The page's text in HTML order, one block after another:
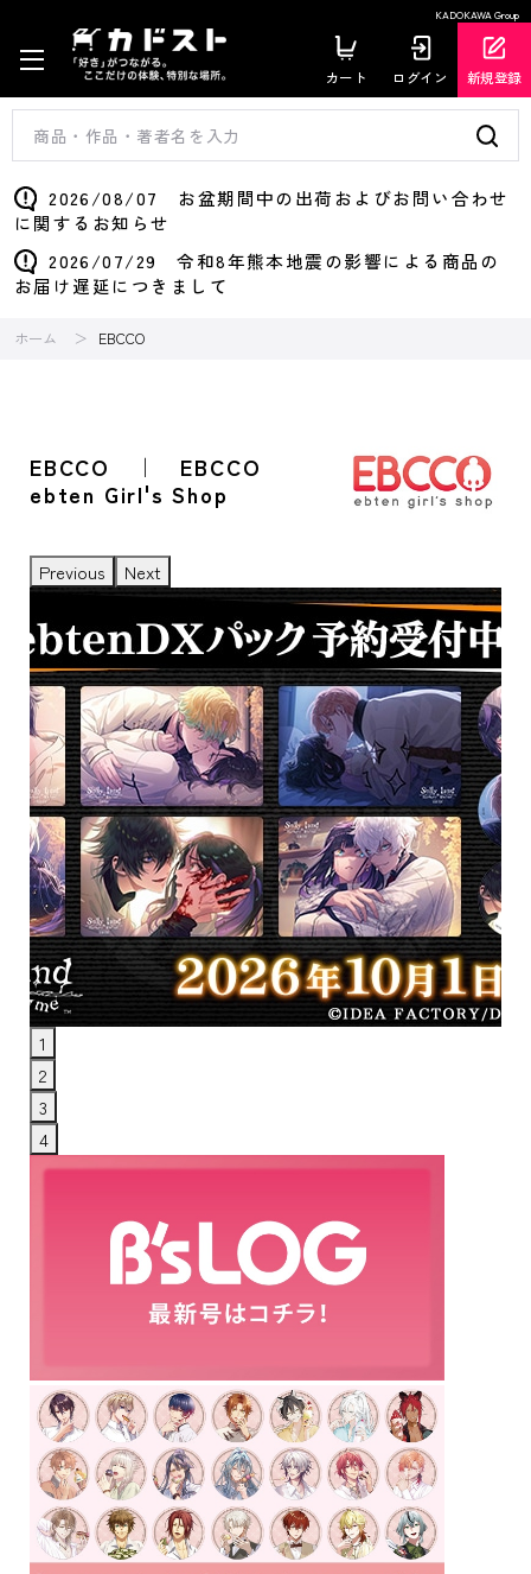
KADOKAWA Group
カート ログイン 新規登録
2026/08/07 お盆期間中の出荷およびお問い合わせ
に関するお知らせ
2026/07/29 令和8年熊本地震の影響による商品の
お届け遅延につきまして
ホーム EBCCO
EBCCO ｜ EBCCO
ebten Girl's Shop
Previous Next
1
2
3
4